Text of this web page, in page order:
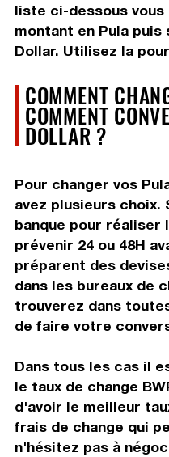
liste ci-dessous vous
montant en Pula
Dollar. Utilisez la
COMMENT
COMMENT
DOLLAR ?
Pour changer vos
avez plusieurs choix.
banque pour réaliser
prévenir 24 ou 48H
préparent des
dans les bureaux de
trouverez dans
de faire votre
Dans tous les cas il
le taux de change
d'avoir le meilleur
frais de change qui
n'hésitez pas à